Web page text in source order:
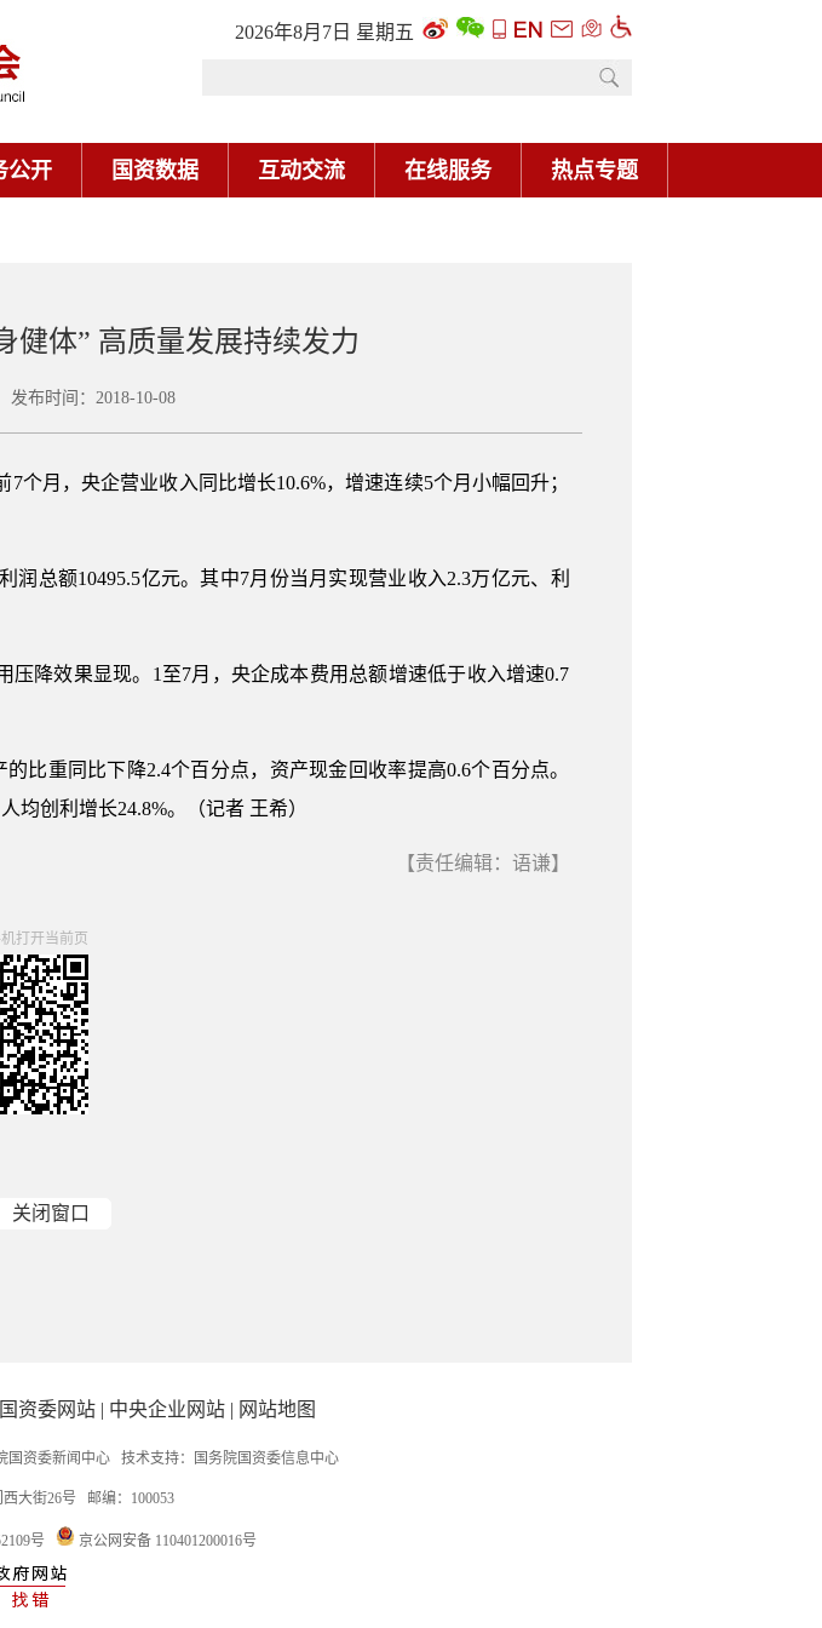
2026年8月7日 星期五
公开 国资数据 互动交流 在线服务 热点专题
健体” 高质量发展持续发力
布时间：2018-10-08
月，央企营业收入同比增长10.6%，增速连续5个月小幅回升；
总额10495.5亿元。其中7月份当月实现营业收入2.3万亿元、利
降效果显现。1至7月，央企成本费用总额增速低于收入增速0.7
比重同比下降2.4个百分点，资产现金回收率提高0.6个百分点。
均创利增长24.8%。（记者 王希）
【责任编辑：语谦】
打开当前页
关闭窗口